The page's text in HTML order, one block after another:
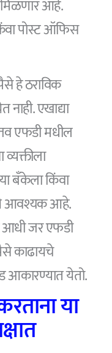
मिळणार आहे.
पोस्ट ऑफिस
हे ठराविक
एखाद्या
एफडी मधील
बँकेला किंवा
आवश्यक आहे.
आधी जर एफडी
काढायचे
आकारण्यात येतो.
या